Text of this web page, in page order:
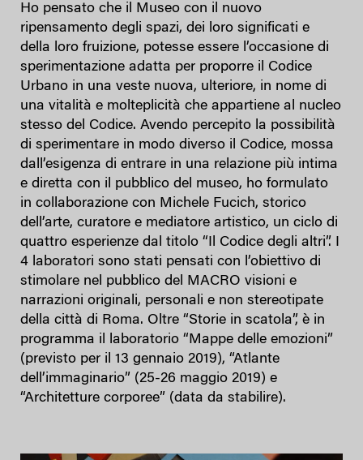
Ho pensato che il Museo con il nuovo
ripensamento degli spazi, dei loro significati e
della loro fruizione, potesse essere l’occasione di
sperimentazione adatta per proporre il Codice
Urbano in una veste nuova, ulteriore, in nome di
una vitalità e molteplicità che appartiene al nucleo
stesso del Codice. Avendo percepito la possibilità
di sperimentare in modo diverso il Codice, mossa
dall’esigenza di entrare in una relazione più intima
e diretta con il pubblico del museo, ho formulato
in collaborazione con Michele Fucich, storico
dell’arte, curatore e mediatore artistico, un ciclo di
quattro esperienze dal titolo “Il Codice degli altri”. I
4 laboratori sono stati pensati con l’obiettivo di
stimolare nel pubblico del MACRO visioni e
narrazioni originali, personali e non stereotipate
della città di Roma. Oltre “Storie in scatola”, è in
programma il laboratorio “Mappe delle emozioni”
(previsto per il 13 gennaio 2019), “Atlante
dell’immaginario” (25-26 maggio 2019) e
“Architetture corporee” (data da stabilire).